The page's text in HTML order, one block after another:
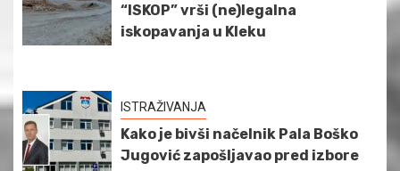
“ISKOP” vrši (ne)legalna
iskopavanja u Kleku
ISTRAŽIVANJA
Kako je bivši načelnik Pala Boško
Jugović zapošljavao pred izbore